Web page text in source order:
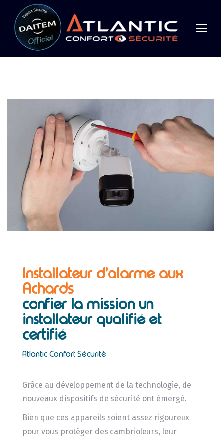
Installateur d’alarme aux
Achards
confier la mission un
installateur qualifié et
certifié
Atlantic Confort Sécurité
Grâce au développement de la technologie, de
nouveaux dispositifs de sécurité ont émergé.
Bien que ces appareils soient assez rigoureux
pour vous protéger des cambrioleurs, leur